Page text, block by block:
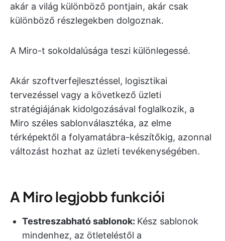
akár a világ különböző pontjain, akár csak
különböző részlegekben dolgoznak.
A Miro-t sokoldalúsága teszi különlegessé.
Akár szoftverfejlesztéssel, logisztikai
tervezéssel vagy a következő üzleti
stratégiájának kidolgozásával foglalkozik, a
Miro széles sablonválasztéka, az elme
térképektől a folyamatábra-készítőkig, azonnal
változást hozhat az üzleti tevékenységében.
A Miro legjobb funkciói
Testreszabható sablonok: Kész sablonok
mindenhez, az ötleteléstől a